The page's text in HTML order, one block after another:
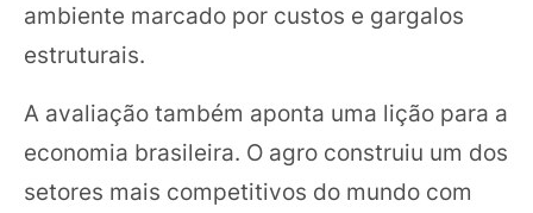
ambiente marcado por custos e gargalos
estruturais.
A avaliação também aponta uma lição para a
economia brasileira. O agro construiu um dos
setores mais competitivos do mundo com